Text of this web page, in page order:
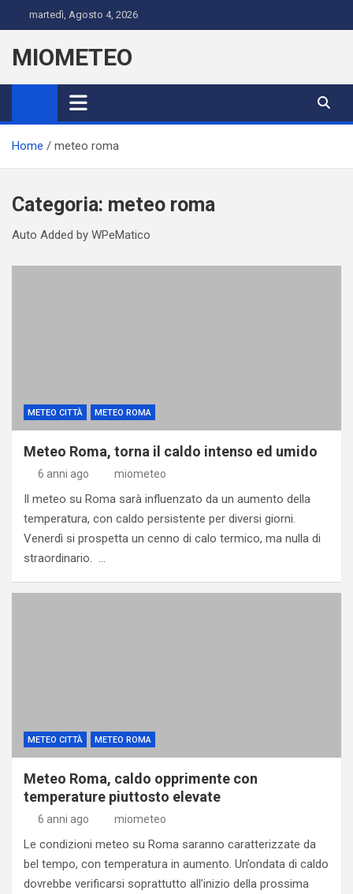
to
content
martedì, Agosto 4, 2026
MIOMETEO
Home meteo roma
Categoria: meteo roma
Auto Added by WPeMatico
METEO CITTÀ METEO ROMA
Meteo Roma, torna il caldo intenso ed umido
6 anni ago miometeo
Il meteo su Roma sarà influenzato da un aumento della
temperatura, con caldo persistente per diversi giorni.
Venerdì si prospetta un cenno di calo termico, ma nulla di
straordinario. …
METEO CITTÀ METEO ROMA
Meteo Roma, caldo opprimente con
temperature piuttosto elevate
6 anni ago miometeo
Le condizioni meteo su Roma saranno caratterizzate da
bel tempo, con temperatura in aumento. Un’ondata di caldo
dovrebbe verificarsi soprattutto all’inizio della prossima